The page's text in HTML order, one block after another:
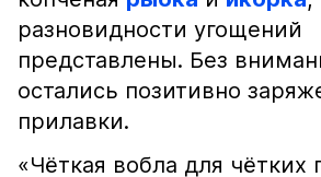
разновидности угощений
представлены. Без
остались позитивно
прилавки.
«Чёткая вобла для